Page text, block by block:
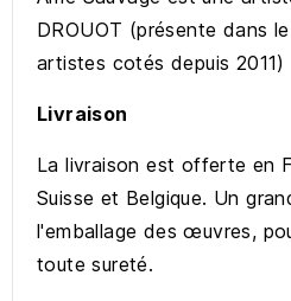
DROUOT (présente dans
artistes cotés depuis 2011)
Livraison
La livraison est offerte en
Suisse et Belgique. Un
l'emballage des œuvres,
toute sureté.